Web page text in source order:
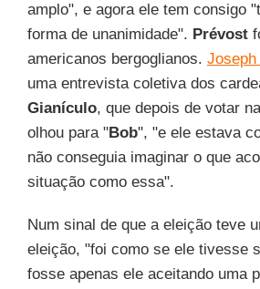
amplo", e agora ele tem consigo
forma de unanimidade". Prévost
americanos bergoglianos. Joseph
uma entrevista coletiva dos
Gianículo, que depois de votar
olhou para "Bob", "e ele estava
não conseguia imaginar o que
situação como essa".
Num sinal de que a eleição teve
eleição, "foi como se ele tivesse
fosse apenas ele aceitando uma